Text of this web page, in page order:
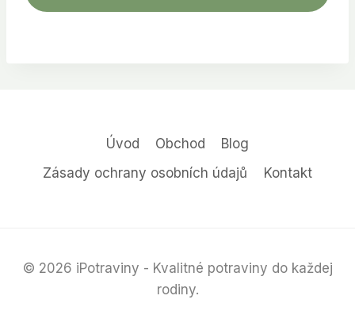
Úvod Obchod
Blog
Zásady ochrany osobních údajů
Kontakt
© 2026 iPotraviny - Kvalitné potraviny do každej
rodiny.